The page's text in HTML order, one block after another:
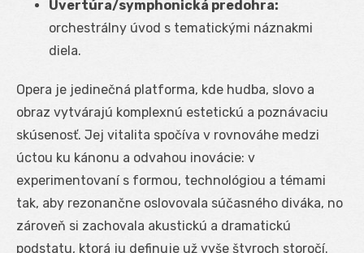
Uvertúra/symphonická predohra:
orchestrálny úvod s tematickými náznakmi
diela.
Opera je jedinečná platforma, kde hudba, slovo a
obraz vytvárajú komplexnú estetickú a poznávaciu
skúsenosť. Jej vitalita spočíva v rovnováhe medzi
úctou ku kánonu a odvahou inovácie: v
experimentovaní s formou, technológiou a témami
tak, aby rezonančne oslovovala súčasného diváka, no
zároveň si zachovala akustickú a dramatickú
podstatu, ktorá ju definuje už vyše štyroch storočí.